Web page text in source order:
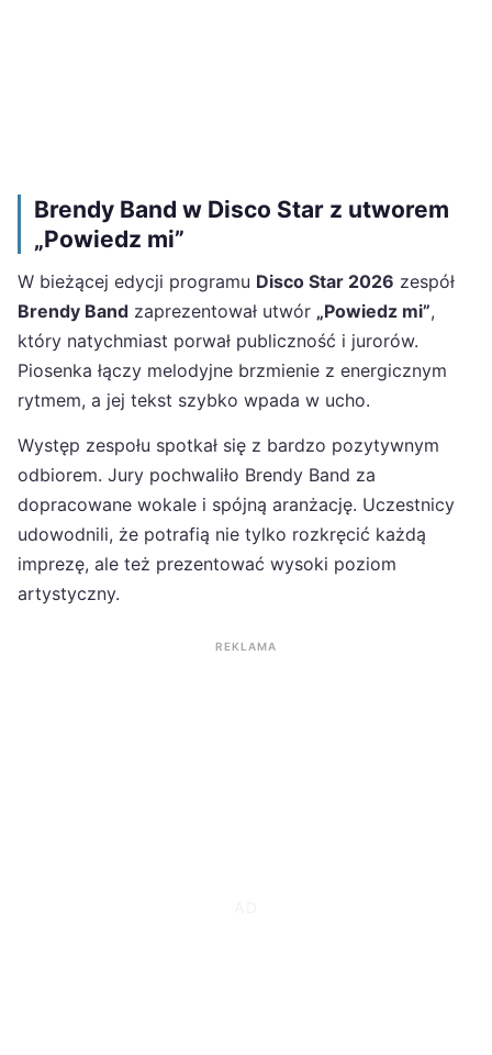
Brendy Band w Disco Star z utworem
„Powiedz mi”
W bieżącej edycji programu Disco Star 2026 zespół
Brendy Band zaprezentował utwór „Powiedz mi”,
który natychmiast porwał publiczność i jurorów.
Piosenka łączy melodyjne brzmienie z energicznym
rytmem, a jej tekst szybko wpada w ucho.
Występ zespołu spotkał się z bardzo pozytywnym
odbiorem. Jury pochwaliło Brendy Band za
dopracowane wokale i spójną aranżację. Uczestnicy
udowodnili, że potrafią nie tylko rozkręcić każdą
imprezę, ale też prezentować wysoki poziom
artystyczny.
REKLAMA